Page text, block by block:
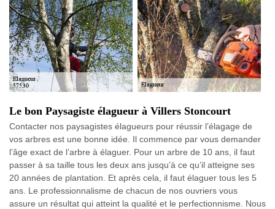
Le bon Paysagiste élagueur à Villers Stoncourt
Contacter nos paysagistes élagueurs pour réussir l’élagage de
vos arbres est une bonne idée. Il commence par vous demander
l’âge exact de l’arbre à élaguer. Pour un arbre de 10 ans, il faut
passer à sa taille tous les deux ans jusqu’à ce qu’il atteigne ses
20 années de plantation. Et après cela, il faut élaguer tous les 5
ans. Le professionnalisme de chacun de nos ouvriers vous
assure un résultat qui atteint la qualité et le perfectionnisme. Nous